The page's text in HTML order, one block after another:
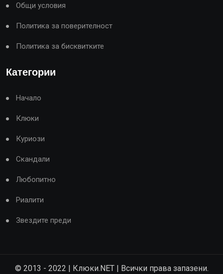
Общи условия
Политика за поверителност
Политика за бисквитките
Категории
Начало
Клюки
Куриози
Скандали
Любопитно
Риалити
Звездите преди
© 2013 - 2022 | Клюки.NET | Всички права запазени.